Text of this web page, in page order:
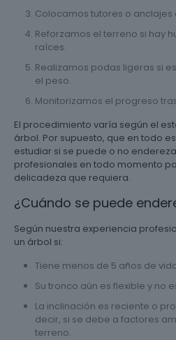
Colocamos tutores o
Reforzamos el terreno si hay
raíces.
Realizamos podas ligeras si
el peso.
Monitorizamos el progreso
El procedimiento varía según el
árbol. Por supuesto, que en todo
estudiar si se puede o no
profesionales en todo momento
delicadeza que requiera.
¿Cuándo se puede
Según nuestra experiencia
un árbol si:
Tiene menos de 5 años de
Su tronco aún es flexible y no
La inclinación es reciente o
decir, si se debe a factores
terreno.